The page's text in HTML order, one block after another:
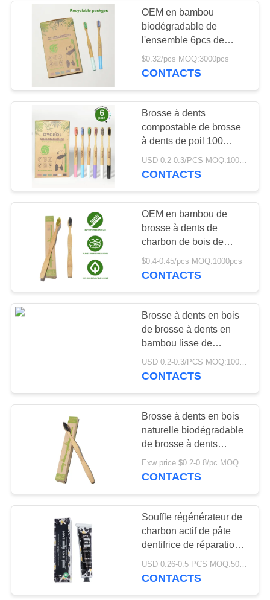
CONTRÔLE
QUALITÉ
CONTACTEZ-
NOUS
DEMANDEZ
UNE
CITATION
POLITIQUE
PROTECTION
PRIVÉE
OEM en bambou
biodégradable de
l'ensemble 6pcs de
famille de brosse à
dents de charbon de
$0.32/pcs MOQ:3000pcs
CONTACTS
Brosse à dents
compostable de brosse
à dents de poil 100
biodégradables ultra
doux en bambou
CONTACTS
OEM en bambou de
brosse à dents de
charbon de bois de
massage de gomme
noire pour le voyage
$0.4-0.45/pcs MOQ:1000pcs
CONTACTS
Brosse à dents en bois
de brosse à dents en
bambou lisse de
charbon de bois avec
les poils naturels
USD 0.2-0.3/PCS MOQ:1000 PCs
CONTACTS
Brosse à dents en bois
naturelle biodégradable
de brosse à dents
favorable à
l'environnement ronde
Exw price $0.2-0.8/pc MOQ:1000pcs
CONTACTS
Souffle régénérateur de
charbon actif de pâte
dentifrice de réparation
noire d'émail
CONTACTS